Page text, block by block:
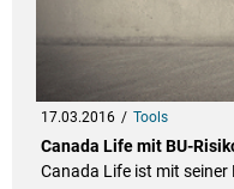
17.03.2016 Tools
Canada Life mit BU-
Canada Life ist mit